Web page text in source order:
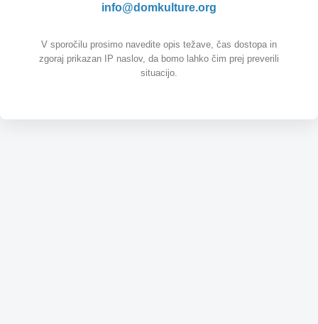
info@domkulture.org
V sporočilu prosimo navedite opis težave, čas dostopa in
zgoraj prikazan IP naslov, da bomo lahko čim prej preverili
situacijo.